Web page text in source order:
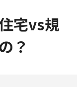
宅vs規
？